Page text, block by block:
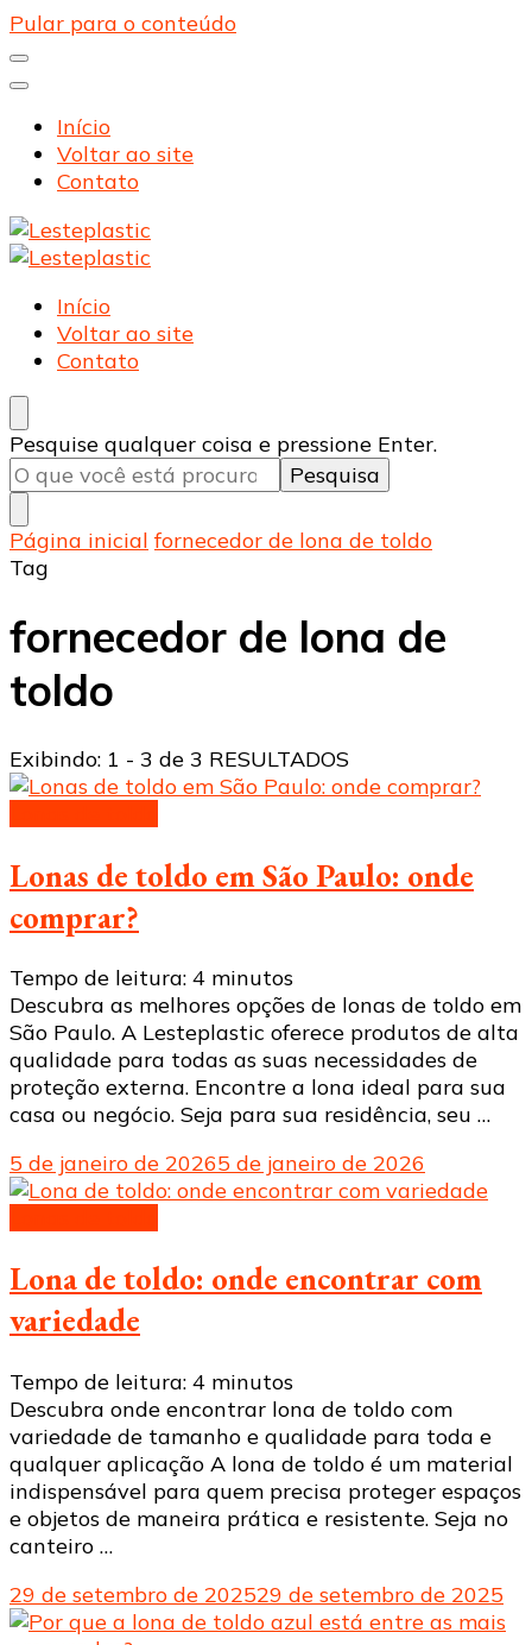
Pular para o conteúdo
Início
Voltar ao site
Contato
Lesteplastic
Blog – Lesteplastic
Lesteplastic
Blog – Lesteplastic
Início
Voltar ao site
Contato
Procurando
algo?
Pesquise qualquer coisa e pressione Enter.
Página inicial fornecedor de lona de toldo
Tag
fornecedor de lona de
toldo
Exibindo: 1 - 3 de 3 RESULTADOS
Lonas de toldo em São Paulo: onde
comprar?
Tempo de leitura: 4 minutos
Descubra as melhores opções de lonas de toldo em
São Paulo. A Lesteplastic oferece produtos de alta
qualidade para todas as suas necessidades de
proteção externa. Encontre a lona ideal para sua
casa ou negócio. Seja para sua residência, seu …
5 de janeiro de 20265 de janeiro de 2026
Lona de toldo: onde encontrar com
variedade
Tempo de leitura: 4 minutos
Descubra onde encontrar lona de toldo com
variedade de tamanho e qualidade para toda e
qualquer aplicação A lona de toldo é um material
indispensável para quem precisa proteger espaços
e objetos de maneira prática e resistente. Seja no
canteiro …
29 de setembro de 202529 de setembro de 2025